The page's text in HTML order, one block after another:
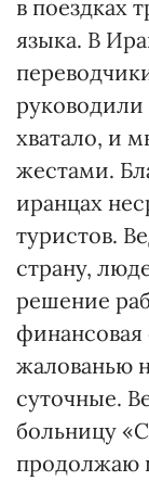
в поездках
языка. В
руководили
хватало, и
жестами.
иранцах
туристов.
страну,
решение
жалованью
суточные.
больницу
продолжаю